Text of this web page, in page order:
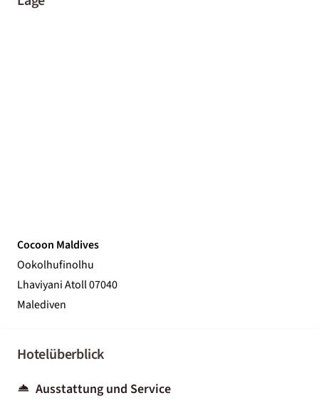
Cocoon Maldives
Ookolhufinolhu
Lhaviyani Atoll 07040
Malediven
Hotelüberblick
Ausstattung und Service